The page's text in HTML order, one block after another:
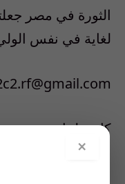
الثورة في مصر
لغاية في نفس
كاتب لبناني
×